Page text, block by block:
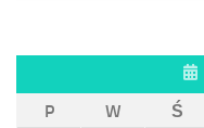
P
W Ś